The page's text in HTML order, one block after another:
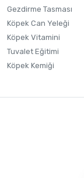
Gezdirme Tasması
Köpek Can Yeleği
Köpek Vitamini
Tuvalet Eğitimi
Köpek Kemiği